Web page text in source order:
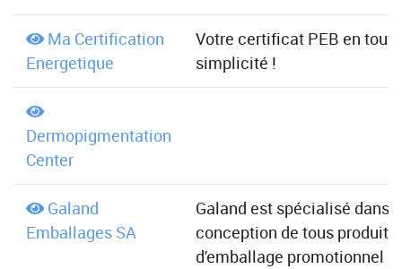
Ma Certification
Energetique
Votre certificat PEB en toute
simplicité !
Dermopigmentation
Center
Galand
Emballages SA
Galand est spécialisé dans
conception de tous produits
d'emballage promotionnel